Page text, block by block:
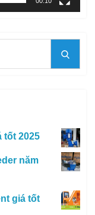
tốt 2025
năm
giá tốt